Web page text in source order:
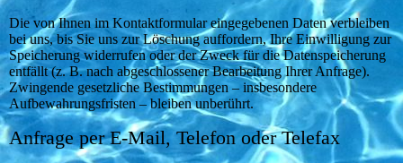
Die von Ihnen im Kontaktformular eingegebenen Daten verbleiben
bei uns, bis Sie uns zur Löschung auffordern, Ihre Einwilligung zur
Speicherung widerrufen oder der Zweck für die Datenspeicherung
entfällt (z. B. nach abgeschlossener Bearbeitung Ihrer Anfrage).
Zwingende gesetzliche Bestimmungen – insbesondere
Aufbewahrungsfristen – bleiben unberührt.
Anfrage per E-Mail, Telefon oder Telefax